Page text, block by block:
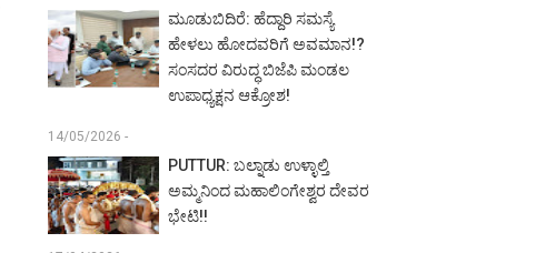
ಮೂಡುಬಿದಿರೆ: ಹೆದ್ದಾರಿ ಸಮಸ್ಯೆ
ಹೇಳಲು ಹೋದವರಿಗೆ ಅವಮಾನ!?
ಸಂಸದರ ವಿರುದ್ಧ ಬಿಜೆಪಿ ಮಂಡಲ
ಉಪಾಧ್ಯಕ್ಷನ ಆಕ್ರೋಶ!
14/05/2026 -
PUTTUR: ಬಲ್ನಾಡು ಉಳ್ಳಾಲ್ತಿ
ಅಮ್ಮನಿಂದ ಮಹಾಲಿಂಗೇಶ್ವರ ದೇವರ
ಭೇಟಿ!!